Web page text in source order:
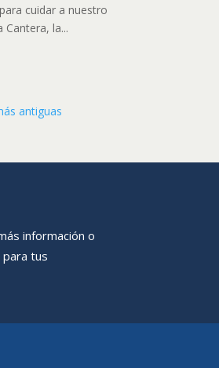
cuidar a nuestro
Cantera, la...
antiguas
información o
tus